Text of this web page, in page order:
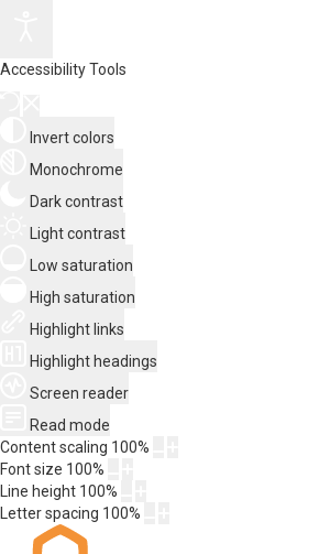
Accessibility Tools
Invert colors
Monochrome
Dark contrast
Light contrast
Low saturation
High saturation
Highlight links
Highlight headings
Screen reader
Read mode
Content scaling 100%
Font size 100%
Line height 100%
Letter spacing 100%